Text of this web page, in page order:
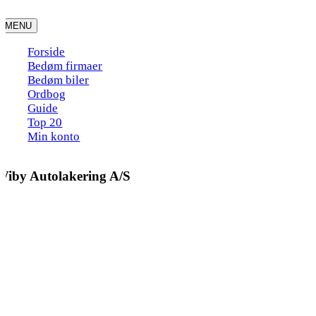
to
content
MENU
Forside
Bedøm firmaer
Bedøm biler
Ordbog
Guide
Top 20
Min konto
Autolakering A/S